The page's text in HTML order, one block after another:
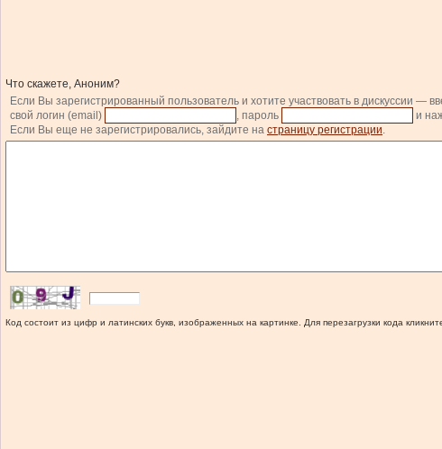
Что скажете, Аноним?
Если Вы зарегистрированный пользователь и хотите участвовать в дискуссии —
свой логин (email)
, пароль и
Если Вы еще не зарегистрировались, зайдите на страницу регистрации.
Код состоит из цифр и латинских букв, изображенных на картинке. Для перезагрузки кода